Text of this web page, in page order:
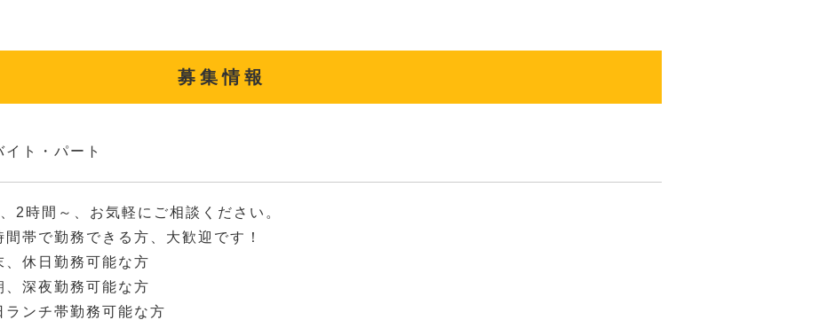
募集情報
イト・パート
2時間～、お気軽にご相談ください。
間帯で勤務できる方、大歓迎です！
、休日勤務可能な方
、深夜勤務可能な方
ランチ帯勤務可能な方